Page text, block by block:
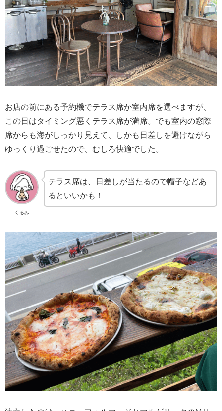
お店の前にある予約機でテラス席か室内席を選べますが、
この日はタイミング悪くテラス席が満席。でも室内の窓際
席からも海がしっかり見えて、しかも日差しを避けながら
ゆっくり過ごせたので、むしろ快適でした。
くるみ
テラス席は、日差しが当たるので帽子などあ
るといいかも！